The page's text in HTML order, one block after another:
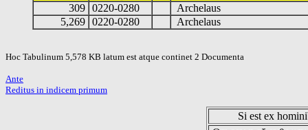
309 0220-0280 Archelaus
5,269 0220-0280 Archelaus
Hoc Tabulinum 5,578 KB latum est atque continet 2 Documenta
Ante
Reditus in indicem primum
Si est ex